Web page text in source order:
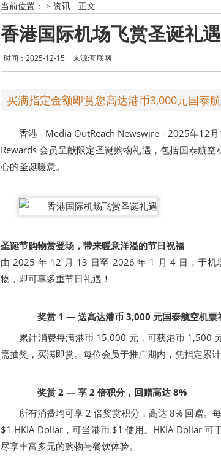
当前位置： > 资讯 - 正文
香港国际机场飞赏圣诞礼遇
时间：2025-12-15 来源:互联网
买满指定金额即赏您高达港币3,000元国泰
香港 - Media OutReach Newswire - 2025年12
Rewards 会员呈献限定圣诞购物礼遇，包括国泰航
心的圣诞暖意。
圣诞节购物赏登场，带来暖意洋溢的节日祝福
由 2025 年 12 月 13 日至 2026 年 1 月 4 日，于
物，即可享多重节日礼遇！
奖赏 1 — 送高达港币 3,000 元国泰航空机票
累计消费每满港币 15,000 元，可获港币 1,500
需抽奖，买满即赏。每位会员于推广期内，凭指定累
奖赏 2 — 享 2 倍积分，回赠高达 8%
所有消费均可享 2 倍奖赏积分，高达 8% 回赠。
$1 HKIA Dollar，可当港币 $1 使用。HKIA Dollar 可
尽享丰富多元的购物与餐饮体验。